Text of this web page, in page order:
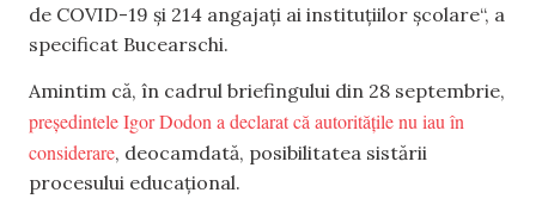
de COVID-19 și 214 angajați ai instituțiilor școlare“, a
specificat Bucearschi.
Amintim că, în cadrul briefingului din 28 septembrie,
președintele Igor Dodon a declarat că autoritățile nu iau în
considerare, deocamdată, posibilitatea sistării
procesului educațional.